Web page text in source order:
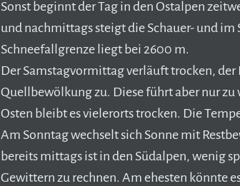
Sonst beginnt der Tag in den Ostalpen
und nachmittags steigt die Schauer- und
Schneefallgrenze liegt bei 2600 m.
Der Samstagvormittag verläuft trocken,
Quellbewölkung zu. Diese führt aber nur
Osten bleibt es vielerorts trocken. Die
Am Sonntag wechselt sich Sonne mit
bereits mittags ist in den Südalpen, wenig
Gewittern zu rechnen. Am ehesten könnte